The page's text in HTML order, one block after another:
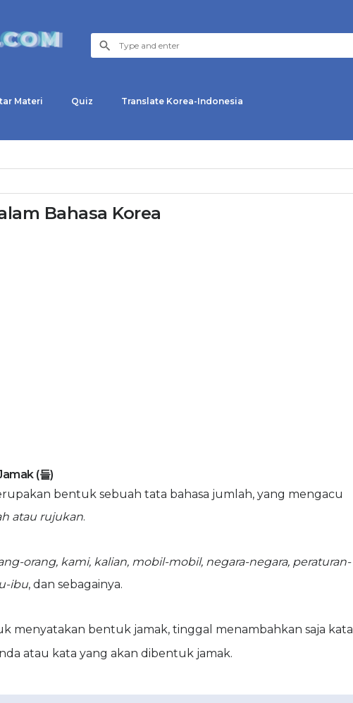
Materi Quiz Translate Korea-Indonesia
Bahasa Korea
(들)
bentuk sebuah tata bahasa jumlah, yang mengacu
atau rujukan.
orang, kami, kalian, mobil-mobil, negara-negara, peraturan-
ibu, dan sebagainya.
menyatakan bentuk jamak, tinggal menambahkan saja kata
atau kata yang akan dibentuk jamak.